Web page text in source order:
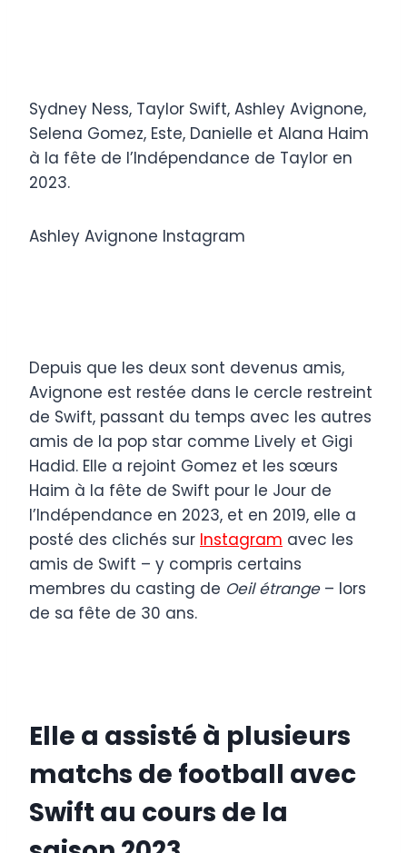
Sydney Ness, Taylor Swift, Ashley Avignone,
Selena Gomez, Este, Danielle et Alana Haim
à la fête de l’Indépendance de Taylor en
2023.
Ashley Avignone Instagram
Depuis que les deux sont devenus amis,
Avignone est restée dans le cercle restreint
de Swift, passant du temps avec les autres
amis de la pop star comme Lively et Gigi
Hadid. Elle a rejoint Gomez et les sœurs
Haim à la fête de Swift pour le Jour de
l’Indépendance en 2023, et en 2019, elle a
posté des clichés sur Instagram avec les
amis de Swift – y compris certains
membres du casting de Oeil étrange– lors
de sa fête de 30 ans.
Elle a assisté à plusieurs
matchs de football avec
Swift au cours de la